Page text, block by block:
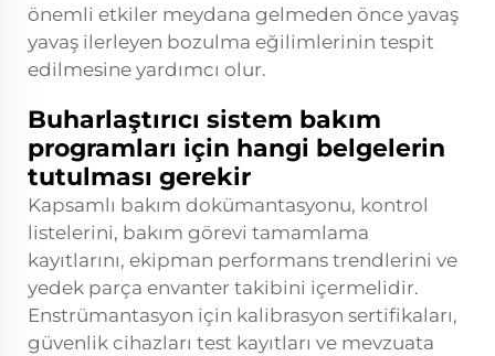
önemli etkiler meydana gelmeden önce yavaş
yavaş ilerleyen bozulma eğilimlerinin tespit
edilmesine yardımcı olur.
Buharlaştırıcı sistem bakım
programları için hangi belgelerin
tutulması gerekir
Kapsamlı bakım dokümantasyonu, kontrol
listelerini, bakım görevi tamamlama
kayıtlarını, ekipman performans trendlerini ve
yedek parça envanter takibini içermelidir.
Enstrümantasyon için kalibrasyon sertifikaları,
güvenlik cihazları test kayıtları ve mevzuata